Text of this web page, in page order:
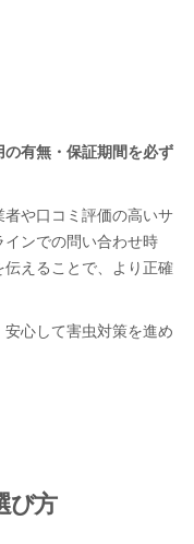
有無・保証期間を必ず
や口コミ評価の高いサ
ンでの問い合わせ時
えることで、より正確
心して害虫対策を進め
び方